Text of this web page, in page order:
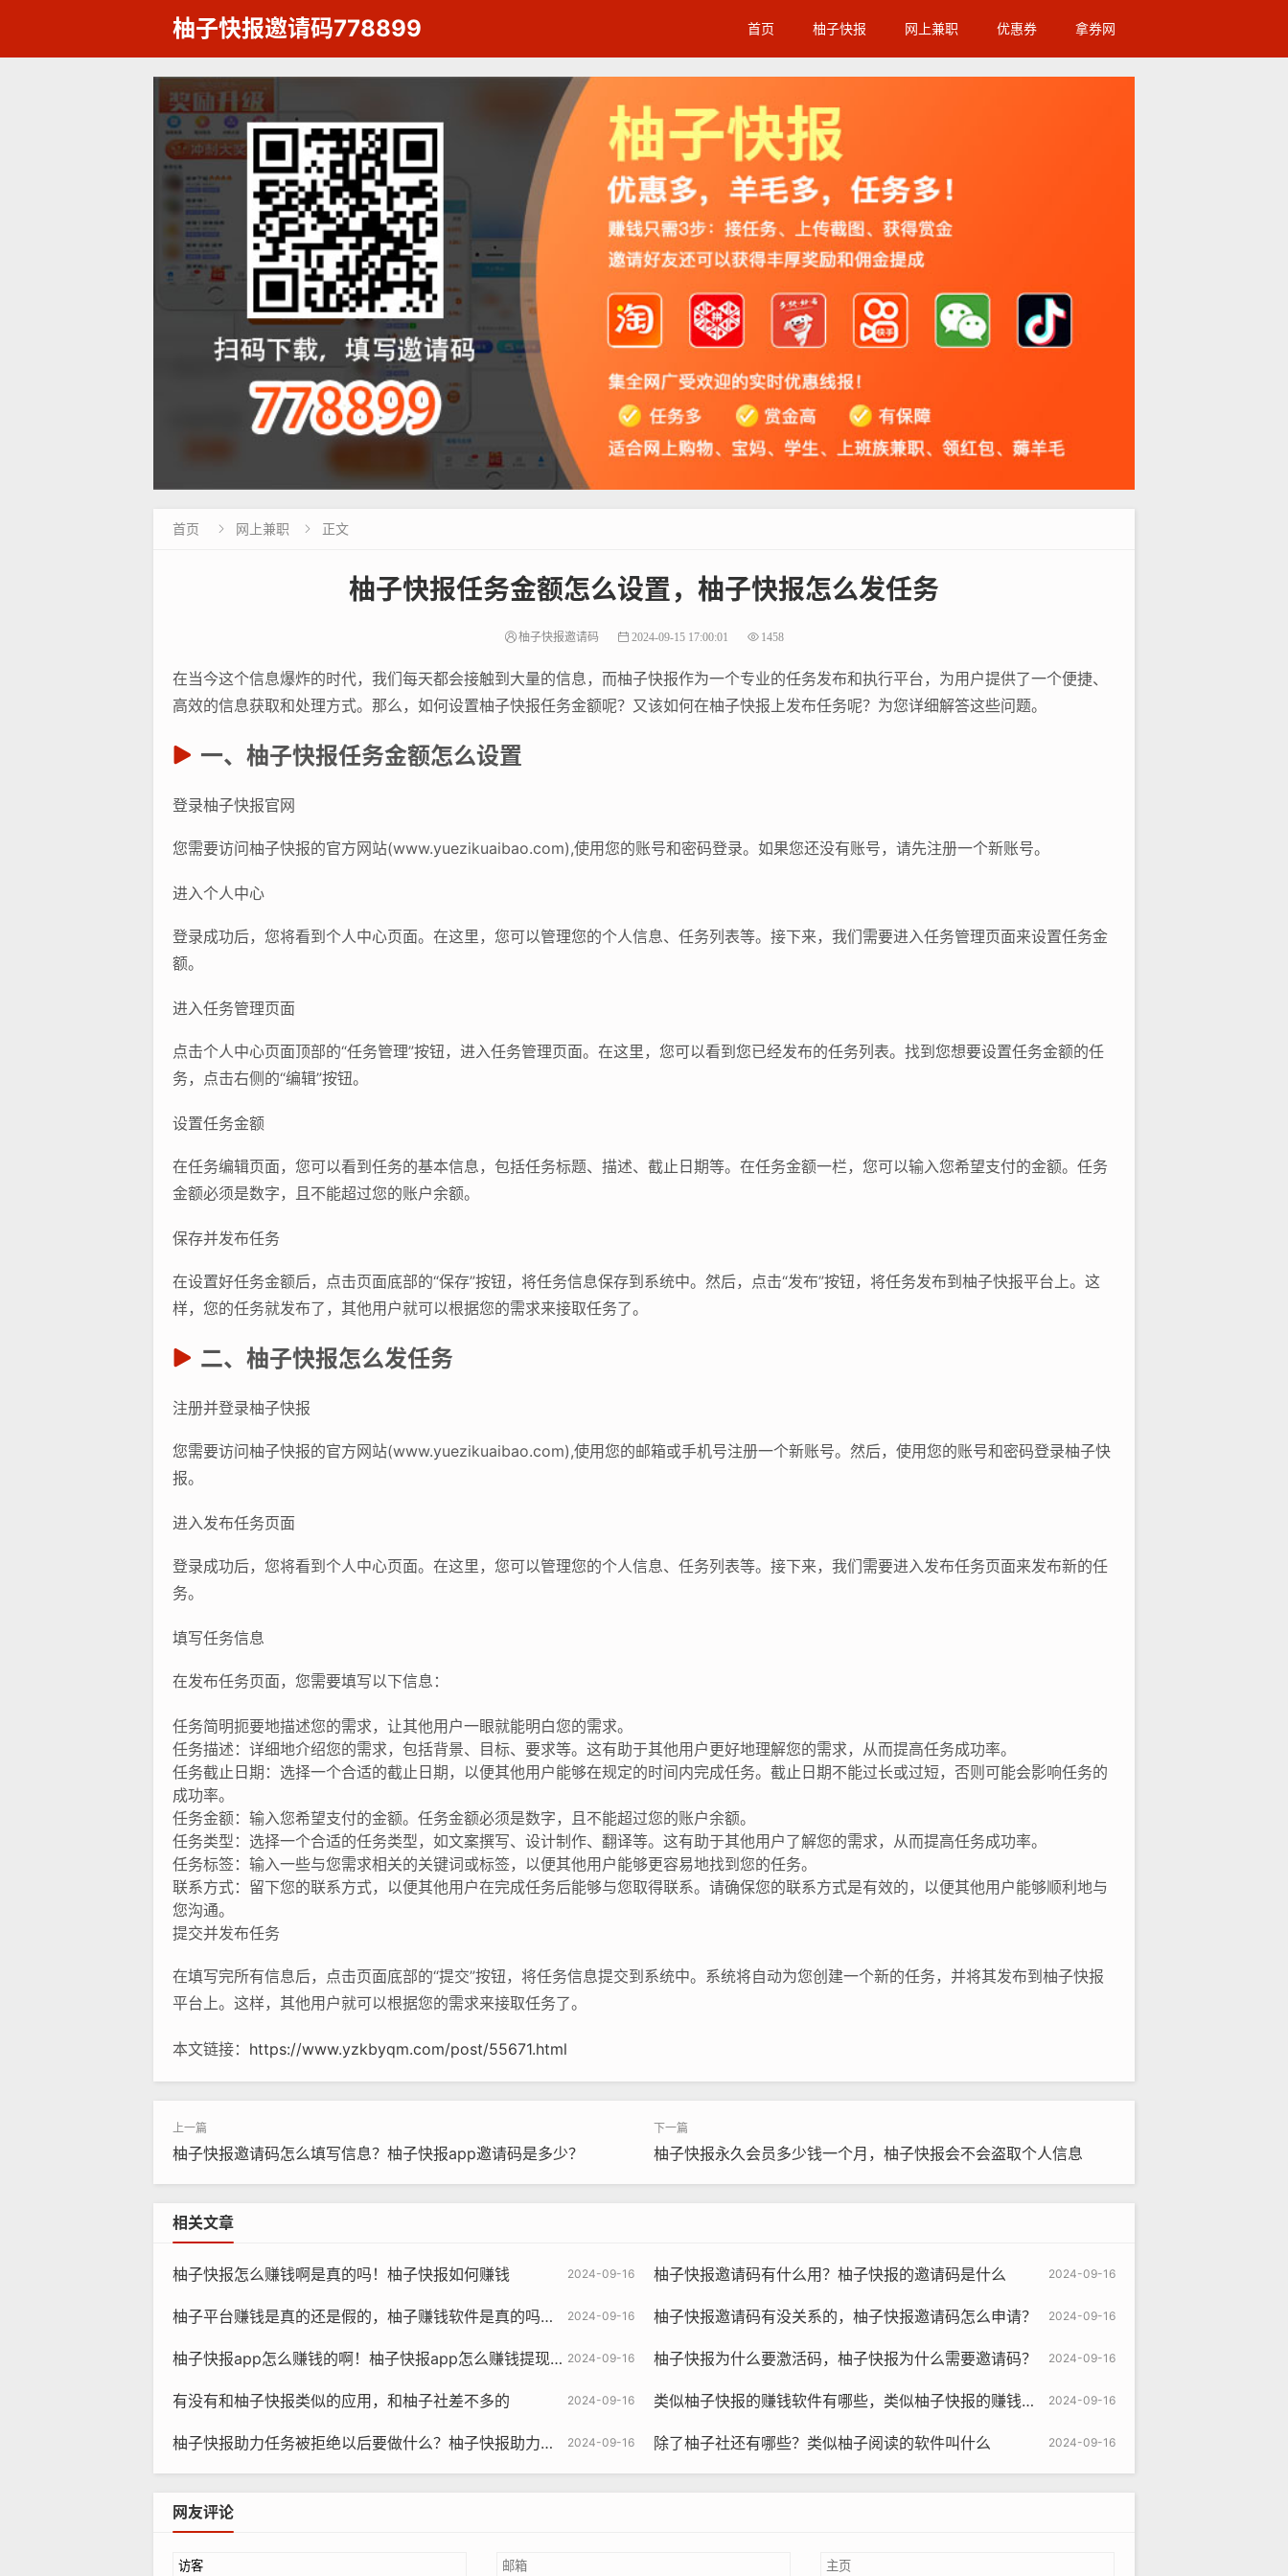
柚子快报邀请码778899 首页 柚子快报 网上兼职 优惠券 拿券网
首页  网上兼职  正文
柚子快报任务金额怎么设置，柚子快报怎么发任务
柚子快报邀请码 2024-09-15 17:00:01 1458
在当今这个信息爆炸的时代，我们每天都会接触到大量的信息，而柚子快报作为一个专业的任务发布和执行平台，为用户提供了一个便捷、
高效的信息获取和处理方式。那么，如何设置柚子快报任务金额呢？又该如何在柚子快报上发布任务呢？为您详细解答这些问题。
一、柚子快报任务金额怎么设置
登录柚子快报官网
您需要访问柚子快报的官方网站(www.yuezikuaibao.com),使用您的账号和密码登录。如果您还没有账号，请先注册一个新账号。
进入个人中心
登录成功后，您将看到个人中心页面。在这里，您可以管理您的个人信息、任务列表等。接下来，我们需要进入任务管理页面来设置任务金
额。
进入任务管理页面
点击个人中心页面顶部的“任务管理”按钮，进入任务管理页面。在这里，您可以看到您已经发布的任务列表。找到您想要设置任务金额的任
务，点击右侧的“编辑”按钮。
设置任务金额
在任务编辑页面，您可以看到任务的基本信息，包括任务标题、描述、截止日期等。在任务金额一栏，您可以输入您希望支付的金额。任务
金额必须是数字，且不能超过您的账户余额。
保存并发布任务
在设置好任务金额后，点击页面底部的“保存”按钮，将任务信息保存到系统中。然后，点击“发布”按钮，将任务发布到柚子快报平台上。这
样，您的任务就发布了，其他用户就可以根据您的需求来接取任务了。
二、柚子快报怎么发任务
注册并登录柚子快报
您需要访问柚子快报的官方网站(www.yuezikuaibao.com),使用您的邮箱或手机号注册一个新账号。然后，使用您的账号和密码登录柚子快
报。
进入发布任务页面
登录成功后，您将看到个人中心页面。在这里，您可以管理您的个人信息、任务列表等。接下来，我们需要进入发布任务页面来发布新的任
务。
填写任务信息
在发布任务页面，您需要填写以下信息：
任务简明扼要地描述您的需求，让其他用户一眼就能明白您的需求。
任务描述：详细地介绍您的需求，包括背景、目标、要求等。这有助于其他用户更好地理解您的需求，从而提高任务成功率。
任务截止日期：选择一个合适的截止日期，以便其他用户能够在规定的时间内完成任务。截止日期不能过长或过短，否则可能会影响任务的
成功率。
任务金额：输入您希望支付的金额。任务金额必须是数字，且不能超过您的账户余额。
任务类型：选择一个合适的任务类型，如文案撰写、设计制作、翻译等。这有助于其他用户了解您的需求，从而提高任务成功率。
任务标签：输入一些与您需求相关的关键词或标签，以便其他用户能够更容易地找到您的任务。
联系方式：留下您的联系方式，以便其他用户在完成任务后能够与您取得联系。请确保您的联系方式是有效的，以便其他用户能够顺利地与
您沟通。
提交并发布任务
在填写完所有信息后，点击页面底部的“提交”按钮，将任务信息提交到系统中。系统将自动为您创建一个新的任务，并将其发布到柚子快报
平台上。这样，其他用户就可以根据您的需求来接取任务了。
本文链接： https://www.yzkbyqm.com/post/55671.html
柚子快报邀请码怎么填写信息？柚子快报app邀请码是多少？ 柚子快报永久会员多少钱一个月，柚子快报会不会盗取个人信息
相关文章
2024-09-16
柚子快报怎么赚钱啊是真的吗！柚子快报如何赚钱 2024-09-16
柚子快报邀请码有什么用？柚子快报的邀请码是什么
2024-09-16
柚子平台赚钱是真的还是假的，柚子赚钱软件是真的吗还是假的？ 2024-09-16
柚子快报邀请码有没关系的，柚子快报邀请码怎么申请？
2024-09-16
柚子快报app怎么赚钱的啊！柚子快报app怎么赚钱提现到微信 2024-09-16
柚子快报为什么要激活码，柚子快报为什么需要邀请码？
2024-09-16
有没有和柚子快报类似的应用，和柚子社差不多的 2024-09-16
类似柚子快报的赚钱软件有哪些，类似柚子快报的赚钱软件是真的吗
2024-09-16
柚子快报助力任务被拒绝以后要做什么？柚子快报助力的昵称是什么 2024-09-16
除了柚子社还有哪些？类似柚子阅读的软件叫什么
网友评论